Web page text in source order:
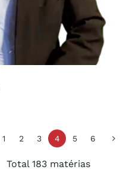
1 2 3 4 5 6
Total 183 matérias